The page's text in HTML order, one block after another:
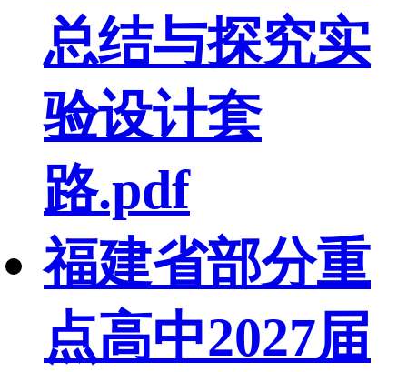
总结与探究实
验设计套
路.pdf
福建省部分重
点高中2027届